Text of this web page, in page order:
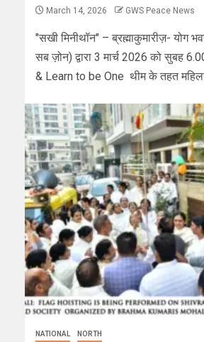
March 14, 2026 GWS Peace News
"सखी मिनीथॉन" – ब्रह्माकुमारीज़- योग
सब ज़ोन) द्वारा 3 मार्च 2026 को सुबह
& Learn to be One थीम के तहत
NATIONAL NORTH